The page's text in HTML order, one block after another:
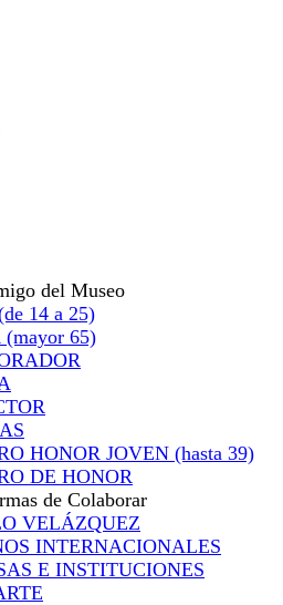
del Museo
14 a 25)
(mayor 65)
HONOR JOVEN (hasta 39)
DE HONOR
de Colaborar
VELÁZQUEZ
INTERNACIONALES
E INSTITUCIONES